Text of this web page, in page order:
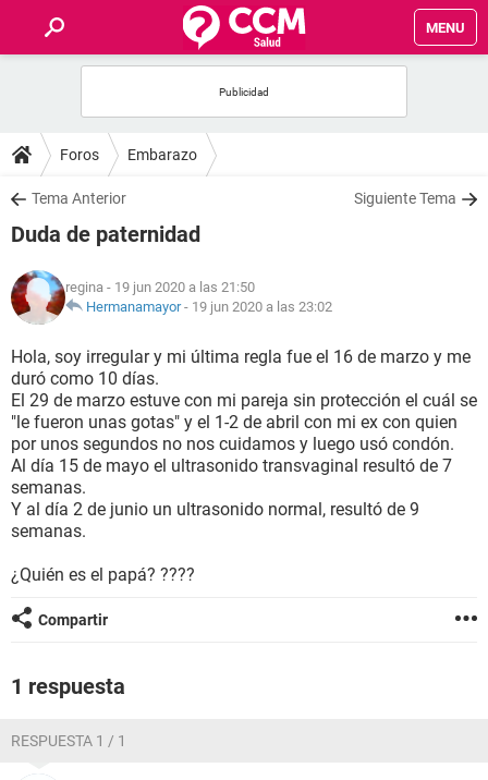
MENU
FOROS
SALUD
NUTRICIÓN
BIENESTAR
SEXUALIDAD
GLOSARIO
Foros Embarazo
Tema Anterior Siguiente Tema
Duda de paternidad
regina - 19 jun 2020 a las 21:50
Hermanamayor- 19 jun 2020 a las 23:02
Hola, soy irregular y mi última regla fue el 16 de marzo y me
duró como 10 días.
El 29 de marzo estuve con mi pareja sin protección el cuál se
"le fueron unas gotas" y el 1-2 de abril con mi ex con quien
por unos segundos no nos cuidamos y luego usó condón.
Al día 15 de mayo el ultrasonido transvaginal resultó de 7
semanas.
Y al día 2 de junio un ultrasonido normal, resultó de 9
semanas.
¿Quién es el papá? ????
Compartir
1 respuesta
RESPUESTA 1 / 1